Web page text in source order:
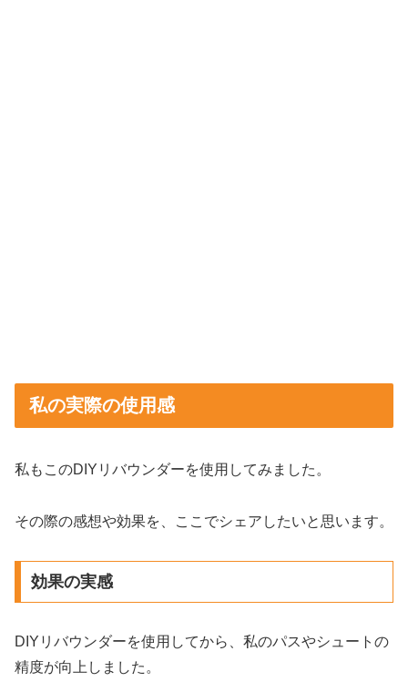
私の実際の使用感
私もこのDIYリバウンダーを使用してみました。
その際の感想や効果を、ここでシェアしたいと思います。
効果の実感
DIYリバウンダーを使用してから、私のパスやシュートの
精度が向上しました。